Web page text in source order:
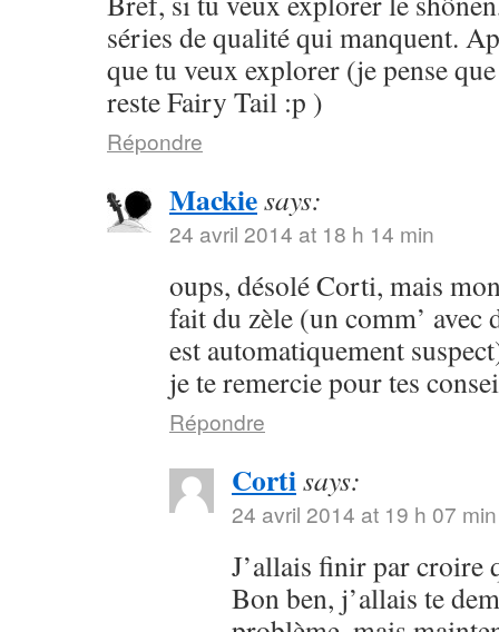
séries de qualité qui manquent.
que tu veux explorer (je pense
reste Fairy Tail :p )
Répondre
Mackiesays:
24 avril 2014 at 18 h 14 min
oups, désolé Corti, mais
fait du zèle (un comm’ avec
est automatiquement
je te remercie pour tes
Répondre
Cortisays:
24 avril 2014 at 19 h 07 min
J’allais finir par croire
Bon ben, j’allais te